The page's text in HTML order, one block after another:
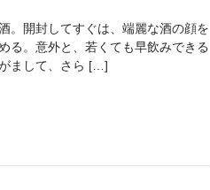
。開封してすぐは、端麗な酒の顔を
る。意外と、若くても早飲みできる
まして、さら […]